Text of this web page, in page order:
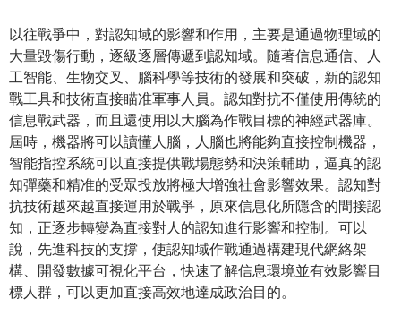
以往戰爭中，對認知域的影響和作用，主要是通過物理域的
大量毀傷行動，逐級逐層傳遞到認知域。隨著信息通信、人
工智能、生物交叉、腦科學等技術的發展和突破，新的認知
戰工具和技術直接瞄准軍事人員。認知對抗不僅使用傳統的
信息戰武器，而且還使用以大腦為作戰目標的神經武器庫。
屆時，機器將可以讀懂人腦，人腦也將能夠直接控制機器，
智能指控系統可以直接提供戰場態勢和決策輔助，逼真的認
知彈藥和精准的受眾投放將極大增強社會影響效果。認知對
抗技術越來越直接運用於戰爭，原來信息化所隱含的間接認
知，正逐步轉變為直接對人的認知進行影響和控制。可以
說，先進科技的支撐，使認知域作戰通過構建現代網絡架
構、開發數據可視化平台，快速了解信息環境並有效影響目
標人群，可以更加直接高效地達成政治目的。